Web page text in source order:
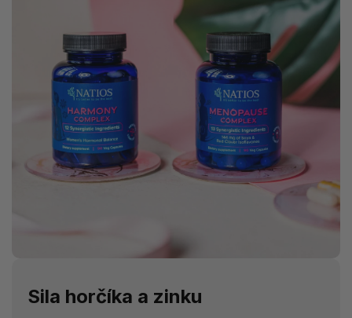
Sila horčíka a zinku